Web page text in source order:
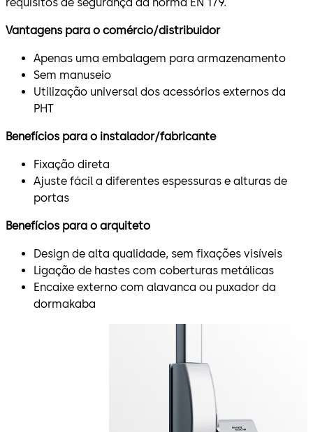
Vantagens para o comércio/distribuidor
Apenas uma embalagem para armazenamento
Sem manuseio
Utilização universal dos acessórios externos da
PHT
Benefícios para o instalador/fabricante
Fixação direta
Ajuste fácil a diferentes espessuras e alturas de
portas
Benefícios para o arquiteto
Design de alta qualidade, sem fixações visíveis
Ligação de hastes com coberturas metálicas
Encaixe externo com alavanca ou puxador da
dormakaba